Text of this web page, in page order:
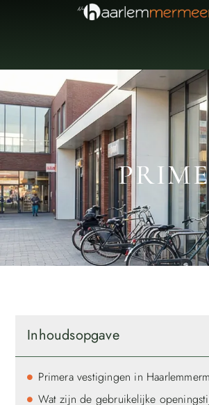
Inhoudsopgave
Primera vestigingen in
Wat zijn de gebruikelijke